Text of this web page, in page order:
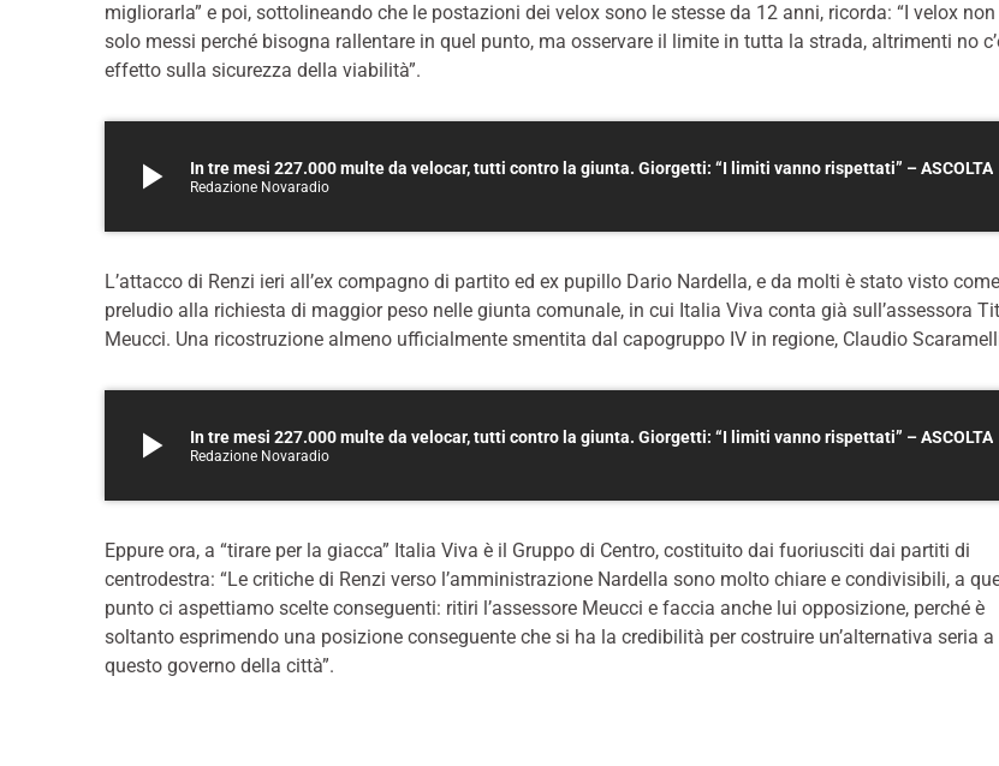
migliorarla” e poi, sottolineando che le postazioni dei velox sono le stesse da 12 anni, ricorda: “I velox non
solo messi perché bisogna rallentare in quel punto, ma osservare il limite in tutta la strada, altrimenti no
effetto sulla sicurezza della viabilità”.
play_arrow In tre mesi 227.000 multe da velocar, tutti contro la giunta. Giorgetti: “I limiti vanno rispettati” – ASCOLTA
Redazione Novaradio
L’attacco di Renzi ieri all’ex compagno di partito ed ex pupillo Dario Nardella, e da molti è stato visto come
preludio alla richiesta di maggior peso nelle giunta comunale, in cui Italia Viva conta già sull’assessora
Meucci. Una ricostruzione almeno ufficialmente smentita dal capogruppo IV in regione, Claudio
play_arrow In tre mesi 227.000 multe da velocar, tutti contro la giunta. Giorgetti: “I limiti vanno rispettati” – ASCOLTA
Redazione Novaradio
Eppure ora, a “tirare per la giacca” Italia Viva è il Gruppo di Centro, costituito dai fuoriusciti dai partiti di
centrodestra: “Le critiche di Renzi verso l’amministrazione Nardella sono molto chiare e condivisibili, a
punto ci aspettiamo scelte conseguenti: ritiri l’assessore Meucci e faccia anche lui opposizione, perché è
soltanto esprimendo una posizione conseguente che si ha la credibilità per costruire un’alternativa seria a
questo governo della città”.